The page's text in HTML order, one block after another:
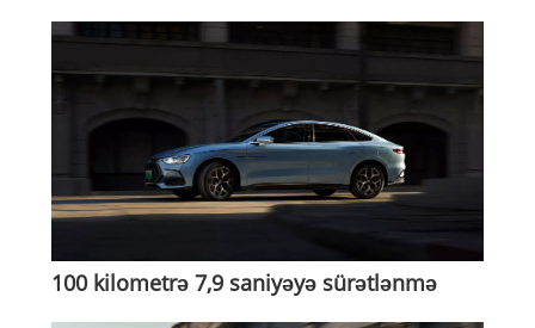
100 kilometrə 7,9 saniyəyə sürətlənmə